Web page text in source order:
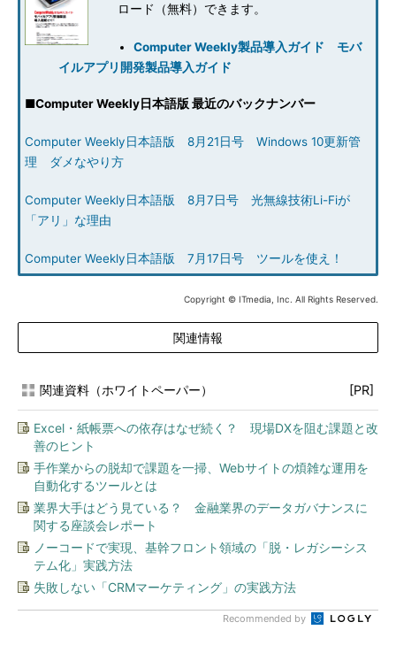
ロード（無料）できます。
Computer Weekly製品導入ガイド モバ
イルアプリ開発製品導入ガイド
■Computer Weekly日本語版 最近のバックナンバー
Computer Weekly日本語版 8月21日号 Windows 10更新管
理 ダメなやり方
Computer Weekly日本語版 8月7日号 光無線技術Li-Fiが
「アリ」な理由
Computer Weekly日本語版 7月17日号 ツールを使え！
Copyright © ITmedia, Inc. All Rights Reserved.
関連情報
関連資料（ホワイトペーパー） [PR]
Excel・紙帳票への依存はなぜ続く？ 現場DXを阻む課題と改
善のヒント
手作業からの脱却で課題を一掃、Webサイトの煩雑な運用を
自動化するツールとは
業界大手はどう見ている？ 金融業界のデータガバナンスに
関する座談会レポート
ノーコードで実現、基幹フロント領域の「脱・レガシーシス
テム化」実践方法
失敗しない「CRMマーケティング」の実践方法
Recommended by